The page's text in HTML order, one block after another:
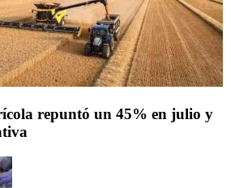
repuntó un 45% en julio y